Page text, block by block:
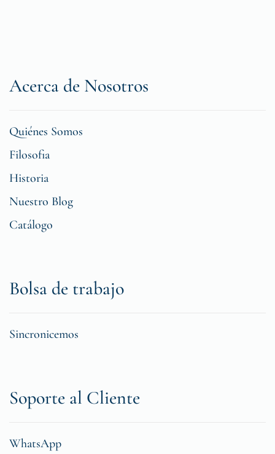
Acerca de Nosotros
Quiénes Somos
Filosofia
Historia
Nuestro Blog
Catálogo
Bolsa de trabajo
Sincronicemos
Soporte al Cliente
WhatsApp